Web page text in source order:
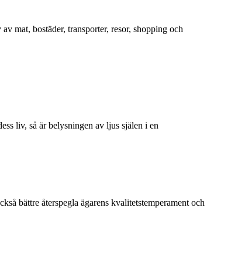
mat, bostäder, transporter, resor, shopping och
liv, så är belysningen av ljus själen i en
bättre återspegla ägarens kvalitetstemperament och